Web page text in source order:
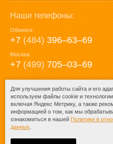
Наши телефоны:
Обнинск:
+7 (484) 396‒63‒69
Москва:
+7 (499) 705‒03‒69
E-mail:
mail@posuda40.ru
Для улучшения работы сайта и его
используем файлы cookie и
включая Яндекс Метрику, а также
информацией о том, как мы
ознакомиться в нашей Политике в
данных